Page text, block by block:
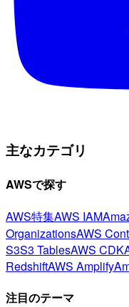
主なカテゴリ
AWSで探す
AWS特集AWS IAM
OrganizationsAWS
S3S3 TablesAWS CDK
RedshiftAWS Amplify
注目のテーマ